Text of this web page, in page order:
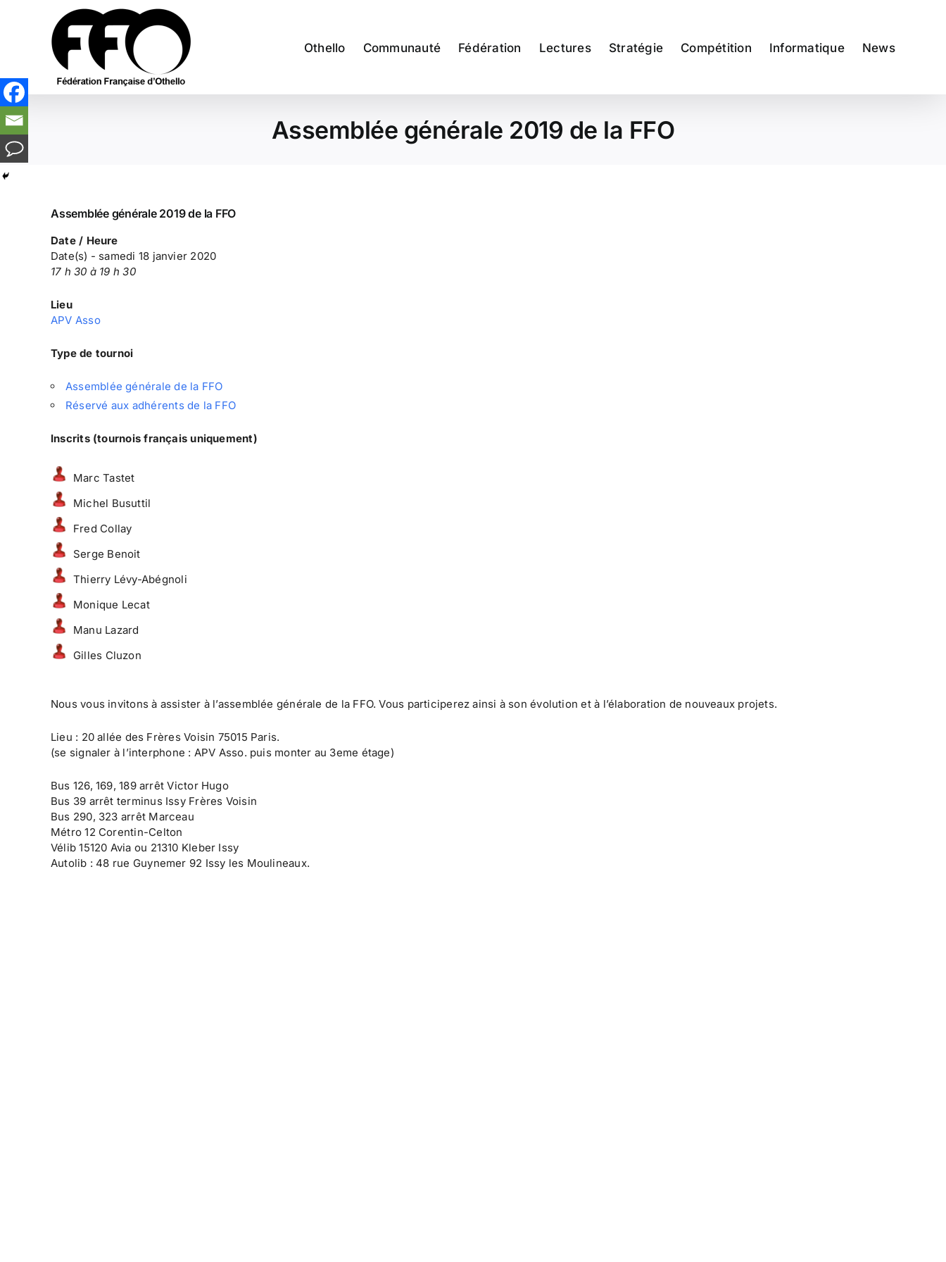
Othello Communauté Fédération Lectures Stratégie Compétition Informatique News
Assemblée générale 2019 de la FFO
Assemblée générale 2019 de la FFO
Date / Heure
Date(s) - samedi 18 janvier 2020
17 h 30 à 19 h 30
Lieu
APV Asso
Type de tournoi
Assemblée générale de la FFO
Réservé aux adhérents de la FFO
Inscrits (tournois français uniquement)
Marc Tastet
Michel Busuttil
Fred Collay
Serge Benoit
Thierry Lévy-Abégnoli
Monique Lecat
Manu Lazard
Gilles Cluzon
Nous vous invitons à assister à l’assemblée générale de la FFO. Vous participerez ainsi à son évolution et à l’élaboration de nouveaux projets.
Lieu : 20 allée des Frères Voisin 75015 Paris.
(se signaler à l’interphone : APV Asso. puis monter au 3eme étage)
Bus 126, 169, 189 arrêt Victor Hugo
Bus 39 arrêt terminus Issy Frères Voisin
Bus 290, 323 arrêt Marceau
Métro 12 Corentin-Celton
Vélib 15120 Avia ou 21310 Kleber Issy
Autolib : 48 rue Guynemer 92 Issy les Moulineaux.